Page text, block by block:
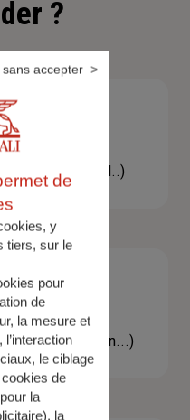
?
glace, un conseil..)
réglementation...)
de
y
tiers, sur le
pour
de
la mesure et
l’interaction
le ciblage
de
la
), la
accepter